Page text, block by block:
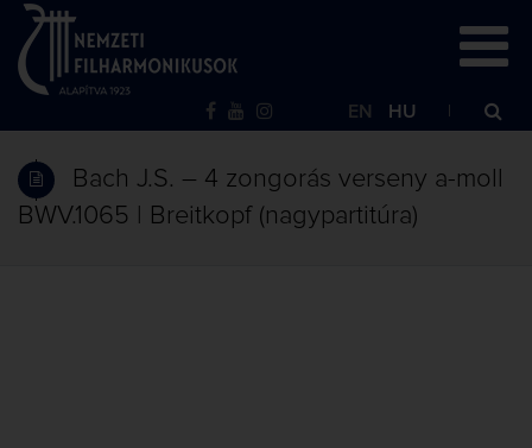
EN HU
Bach J.S. – 4 zongorás verseny a-moll
BWV.1065 | Breitkopf (nagypartitúra)